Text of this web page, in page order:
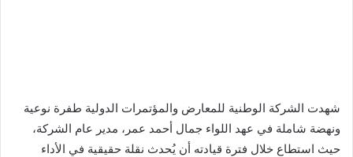
د
شهدت الشركة الوطنية للمعارض والمؤتمرات الدولية طفرة نوعية
ونهضة شاملة في عهد اللواء جمال أحمد عمر، مدير عام الشركة،
حيث استطاع خلال فترة قيادته أن يُحدث نقلة حقيقية في الأداء